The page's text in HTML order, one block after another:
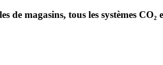
magasins, tous les systèmes CO₂